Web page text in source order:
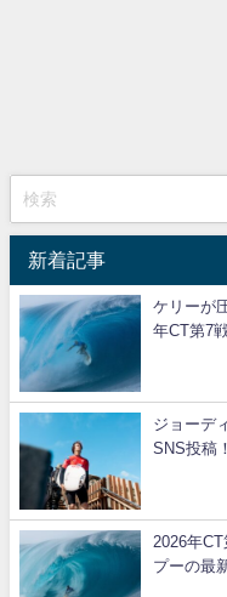
新着記事
ケリーが
年CT第7
ジョーデ
SNS投稿
2026年
プーの最